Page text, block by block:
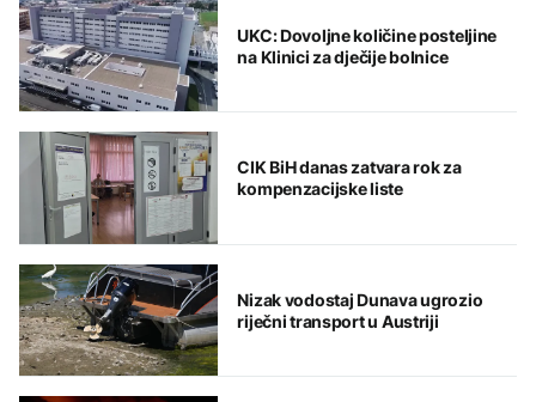
UKC: Dovoljne količine posteljine
na Klinici za dječije bolnice
CIK BiH danas zatvara rok za
kompenzacijske liste
Nizak vodostaj Dunava ugrozio
riječni transport u Austriji